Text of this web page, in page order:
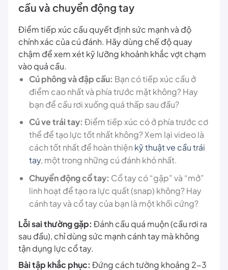
cầu và chuyển động tay
Điểm tiếp xúc cầu quyết định sức mạnh và độ
chính xác của cú đánh. Hãy dùng chế độ quay
chậm để xem xét kỹ lưỡng khoảnh khắc vợt chạm
vào quả cầu.
Cú phông và đập cầu: Bạn có tiếp xúc cầu ở
điểm cao nhất và phía trước mặt không? Hay
bạn để cầu rơi xuống quá thấp sau đầu?
Cú ve trái tay: Điểm tiếp xúc có ở phía trước cơ
thể để tạo lực tốt nhất không? Xem lại video là
cách tốt nhất để hoàn thiện kỹ thuật ve cầu trái
tay, một trong những cú đánh khó nhất.
Chuyển động cổ tay: Cổ tay có “gập” và “mở”
linh hoạt để tạo ra lực quất (snap) không? Hay
cánh tay và cổ tay của bạn là một khối cứng?
Lỗi sai thường gặp: Đánh cầu quá muộn (cầu rơi ra
sau đầu), chỉ dùng sức mạnh cánh tay mà không
tận dụng lực cổ tay.
Bài tập khắc phục: Đứng cách tường khoảng 2-3